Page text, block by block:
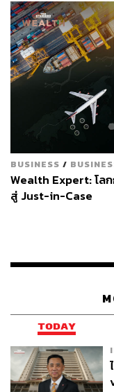
BUSINESS /
Wealth Expert: โล
สู่ Just-in-Case
TODAY